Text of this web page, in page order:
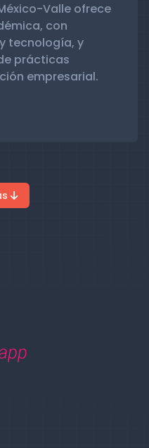
Valle ofrece
con
tecnología, y
prácticas
empresarial.